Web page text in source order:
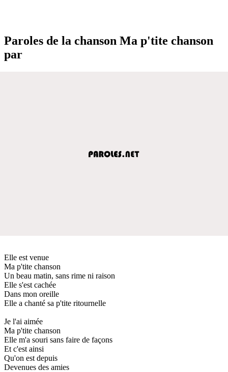
Paroles de la chanson Ma p'tite chanson
par
Elle est venue
Ma p'tite chanson
Un beau matin, sans rime ni raison
Elle s'est cachée
Dans mon oreille
Elle a chanté sa p'tite ritournelle
Je l'ai aimée
Ma p'tite chanson
Elle m'a souri sans faire de façons
Et c'est ainsi
Qu'on est depuis
Devenues des amies